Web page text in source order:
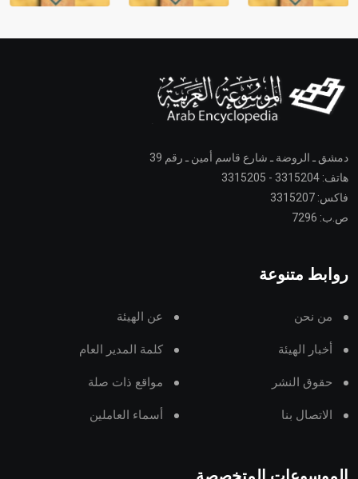
دمشق ـ الروضة ـ شارع قاسم أمين ـ رقم 39
هاتف: 3315204 - 3315205
فاكس: 3315207
ص.ب: 7296
روابط متنوعة
من نحن عن الهيئة
أخبار الهيئة كلمة المدير العام
حقوق النشر مواقع ذات صلة
الاتصال بنا أسماء العاملين